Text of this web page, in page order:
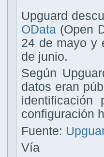
Upguard
OData (Open
24 de mayo y
de junio.
Según
datos eran
identificación
configuración
Fuente:
Vía